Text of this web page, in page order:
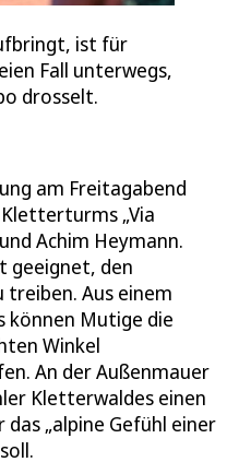
ist für
Fall unterwegs,
drosselt.
am Freitagabend
„Via
Achim Heymann.
geeignet, den
treiben. Aus einem
können Mutige die
Winkel
An der Außenmauer
Kletterwaldes einen
„alpine Gefühl einer